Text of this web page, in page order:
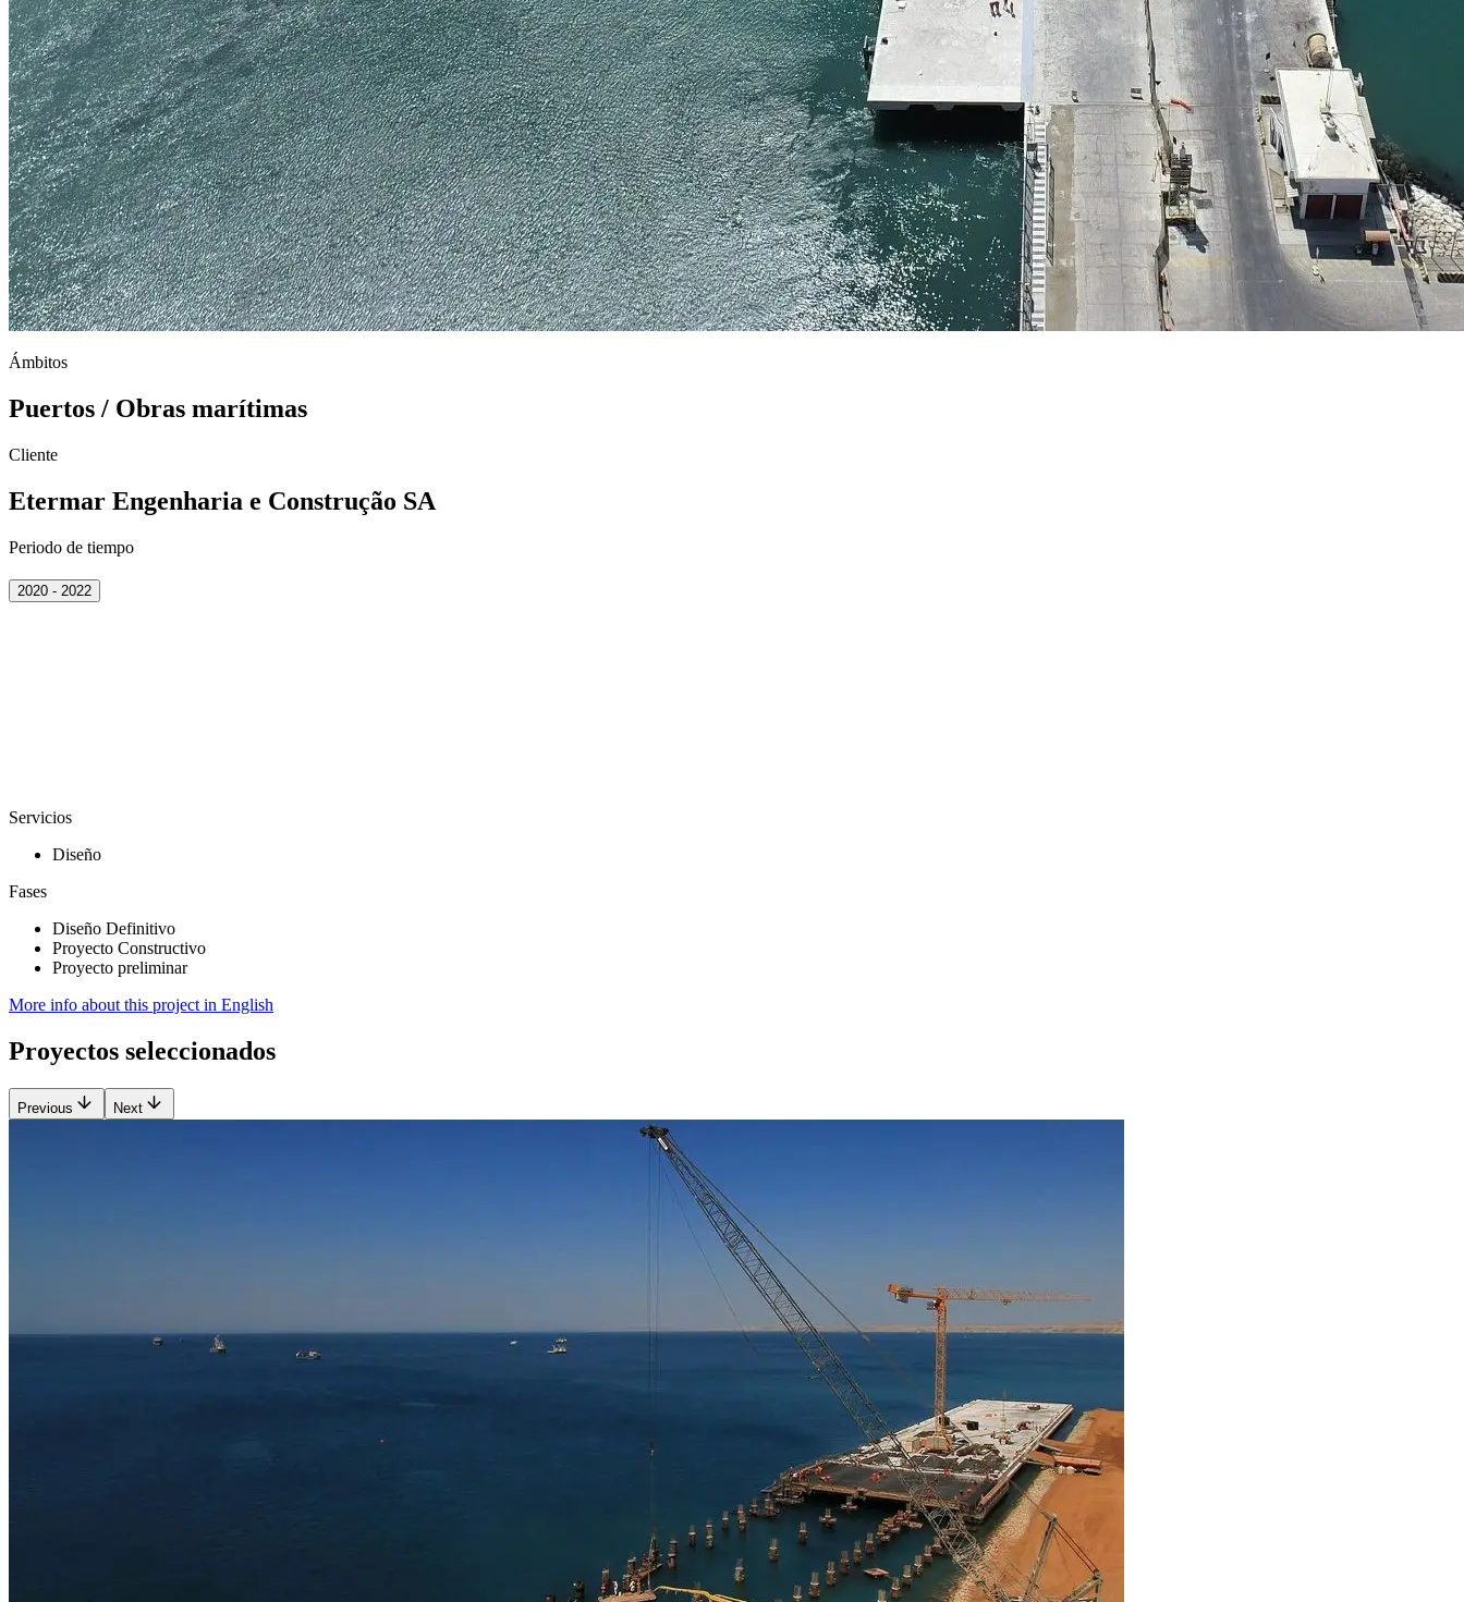
Ámbitos
Puertos / Obras marítimas
Cliente
Etermar Engenharia e Construção SA
Periodo de tiempo
2020 - 2022
Servicios
Diseño
Fases
Diseño Definitivo
Proyecto Constructivo
Proyecto preliminar
More info about this project in English
Proyectos seleccionados
Previous Next